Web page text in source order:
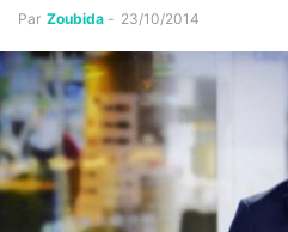
Par Zoubida - 23/10/2014